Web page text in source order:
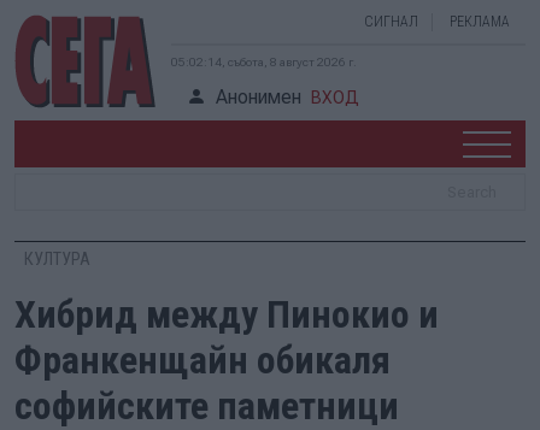
СИГНАЛ РЕКЛАМА
05:02:14, събота, 8 август 2026 г.
Анонимен ВХОД
КУЛТУРА
Хибрид между Пинокио и
Франкенщайн обикаля
софийските паметници